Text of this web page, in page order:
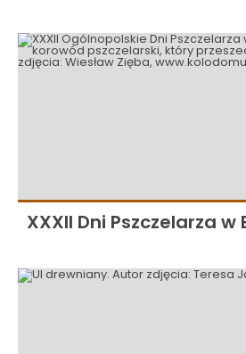
XXXII Dni Pszczelarza